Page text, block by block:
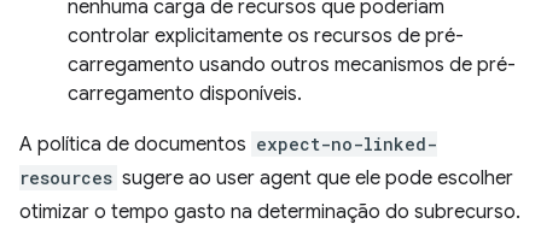
nenhuma carga de recursos que poderiam
controlar explicitamente os recursos de pré-
carregamento usando outros mecanismos de pré-
carregamento disponíveis.
A política de documentos expect-no-linked-
resources sugere ao user agent que ele pode escolher
otimizar o tempo gasto na determinação do subrecurso.